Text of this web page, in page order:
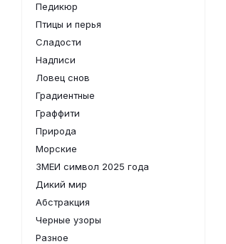
Педикюр
Птицы и перья
Сладости
Надписи
Ловец снов
Градиентные
Граффити
Природа
Морские
ЗМЕИ символ 2025 года
Дикий мир
Абстракция
Черные узоры
Разное